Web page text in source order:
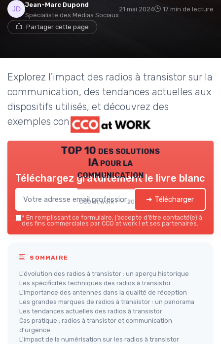
Jean-Marc Dupond
Spécialiste des Médias Sociaux
21 mai 2024 17 min de lecture
Partager cette page
Explorez l'impact des radios à transistor sur la
communication, des tendances actuelles aux
dispositifs utilisés, et découvrez des
exemples concrets.
TOP 10 des solutions
IA pour la
communication
CCO at work ! — 2026
Téléchargez gratuitement le livre blanc
➔ Télécharger
* En remplissant ce formulaire, j’accepte d’être contacté(e) à
des fins commerciales par CCO at work ! et ses partenaires.
SOMMAIRE
L'évolution des radios à transistor : un aperçu historique
Les spécificités techniques des radios à transistor
L'importance des antennes dans la qualité de réception
Les grandes marques de radios à transistor : un panorama
Les tendances actuelles des radios à transistor
Cas pratique : radios à transistor et communication
d'urgence
L'impact de la numérisation sur les radios à transistor